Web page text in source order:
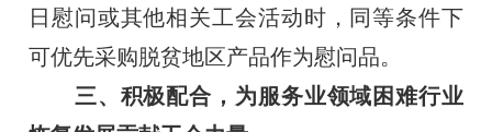
日慰问或其他相关工会活动时，同等条件下
可优先采购脱贫地区产品作为慰问品。
三、积极配合，为服务业领域困难行业